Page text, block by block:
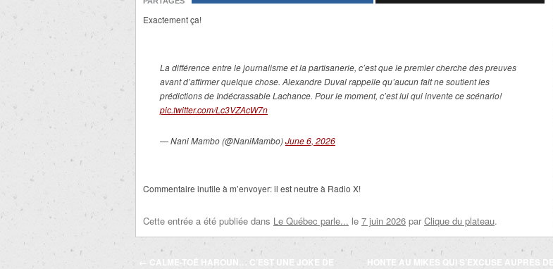
Exactement ça!
La différence entre le journalisme et la partisanerie, c’est que le premier cherche des preuves
avant d’affirmer quelque chose. Alexandre Duval rappelle qu’aucun fait ne soutient les
prédictions de Indécrassable Lachance. Pour le moment, c’est lui qui invente ce scénario!
pic.twitter.com/Lc3VZAcW7n
— Nani Mambo (@NaniMambo)June 6, 2026
Commentaire inutile à m’envoyer: il est neutre à Radio X!
Cette entrée a été publiée dans Le Québec parle... le 7 juin 2026 par Clique du plateau.
Navigation
← CALME-TOÉ HAROUN… C’EST UNE JOKE DE
HONTE AU MIKES QUI S’EXCUSE AUPRÈS DE